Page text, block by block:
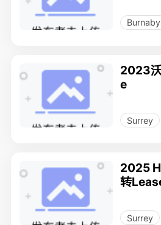
Burnaby
2023
e
Surrey
2025
转
Surrey